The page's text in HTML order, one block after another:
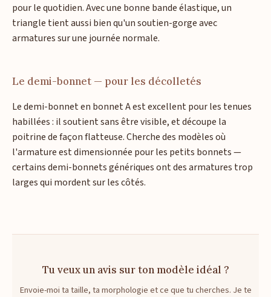
pour le quotidien. Avec une bonne bande élastique, un
triangle tient aussi bien qu'un soutien-gorge avec
armatures sur une journée normale.
Le demi-bonnet — pour les décolletés
Le demi-bonnet en bonnet A est excellent pour les tenues
habillées : il soutient sans être visible, et découpe la
poitrine de façon flatteuse. Cherche des modèles où
l'armature est dimensionnée pour les petits bonnets —
certains demi-bonnets génériques ont des armatures trop
larges qui mordent sur les côtés.
Tu veux un avis sur ton modèle idéal ?
Envoie-moi ta taille, ta morphologie et ce que tu cherches. Je te